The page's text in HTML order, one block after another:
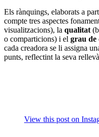
Els rànquings, elaborats a
compte tres aspectes
visualitzacions), la qualitat
o comparticions) i el grau de
cada creadora se li assigna
punts, reflectint la seva
View this post on